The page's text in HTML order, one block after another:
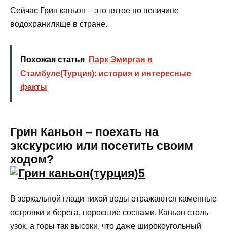
Сейчас Грин каньон – это пятое по величине
водохранилище в стране.
Похожая статья
Парк Эмирган в
Стамбуле(Турция): история и интересные
факты
Грин Каньон – поехать на
экскурсию или посетить своим
ходом?
В зеркальной глади тихой воды отражаются каменные
островки и берега, поросшие соснами. Каньон столь
узок, а горы так высоки, что даже широкоугольный